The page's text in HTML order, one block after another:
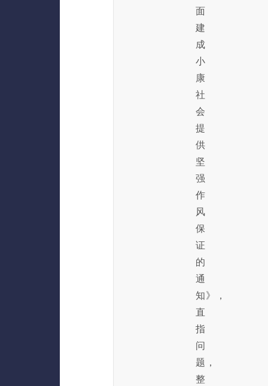
面
建
成
小
康
社
会
提
供
坚
强
作
风
保
证
的
通
知》，
直
指
问
题，
整